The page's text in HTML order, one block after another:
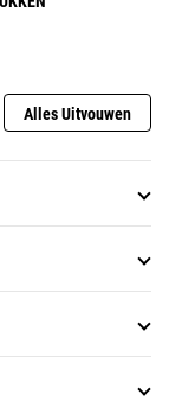
Alles Uitvouwen